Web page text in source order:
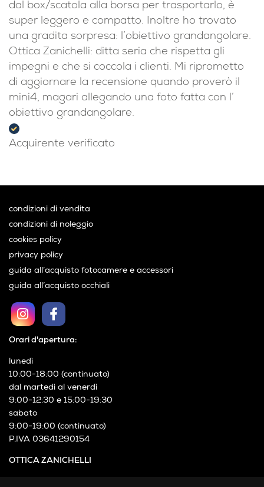
dal box/scatola alla borsa per trasportarlo, è
super leggero e compatto. Inoltre ho trovato
una gradita sorpresa: l’obiettivo grandangolare.
Ottica Zanichelli: ditta seria che rispetta gli
impegni e che si coccola i clienti. Mi riprometto
di aggiornare la recensione quando proverò il
mini4, magari allegando una foto fatta con l’
obiettivo grandangolare.
Acquirente verificato
OTTICA ZANICHELLI
Orari d'apertura:
lunedì
10:00-18:00 (continuato)
dal martedì al venerdì
9:00-12:30 e 15:00-19:30
sabato
9:00-19:00 (continuato)
P.IVA 03641290154
condizioni di vendita
condizioni di noleggio
cookies policy
privacy policy
guida all’acquisto fotocamere e accessori
guida all’acquisto occhiali